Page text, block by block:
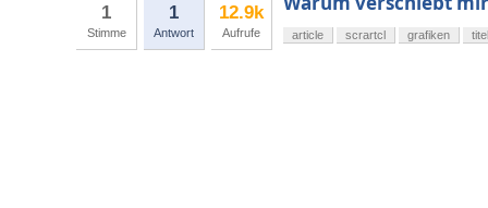
1
Stimme
1
Antwort
12.9k
Aufrufe article scrartcl grafiken